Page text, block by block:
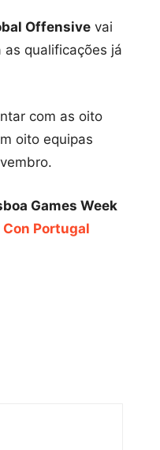
Offensive vai
as qualificações já
com as oito
oito equipas
Games Week
Con Portugal